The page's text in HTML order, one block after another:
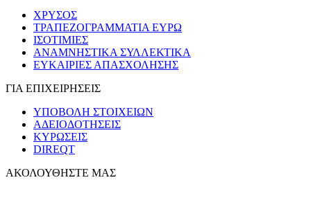
ΧΡΥΣΟΣ
ΤΡΑΠΕΖΟΓΡΑΜΜΑΤΙΑ ΕΥΡΩ
ΙΣΟΤΙΜΙΕΣ
ΑΝΑΜΝΗΣΤΙΚΑ ΣΥΛΛΕΚΤΙΚΑ
ΕΥΚΑΙΡΙΕΣ ΑΠΑΣΧΟΛΗΣΗΣ
ΓΙΑ ΕΠΙΧΕΙΡΗΣΕΙΣ
ΥΠΟΒΟΛΗ ΣΤΟΙΧΕΙΩΝ
ΑΔΕΙΟΔΟΤΗΣΕΙΣ
ΚΥΡΩΣΕΙΣ
DIREQT
ΑΚΟΛΟΥΘΗΣΤΕ ΜΑΣ